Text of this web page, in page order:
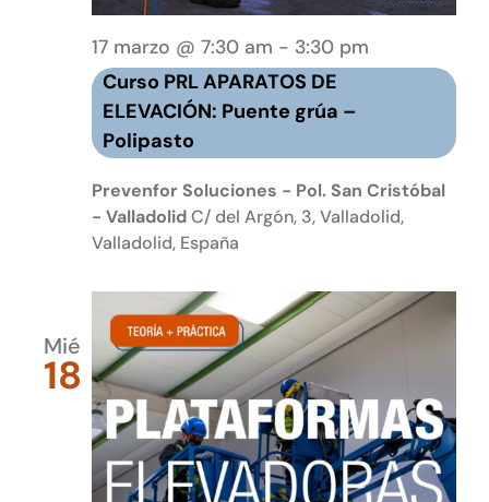
17 marzo @ 7:30 am - 3:30 pm
PRL
Puente
grúa
–
Curso PRL APARATOS DE
ELEVACIÓN: Puente grúa –
Polipasto
Prevenfor Soluciones - Pol. San Cristóbal
- ValladolidC/ del Argón, 3, Valladolid,
Valladolid, España
Mié
18